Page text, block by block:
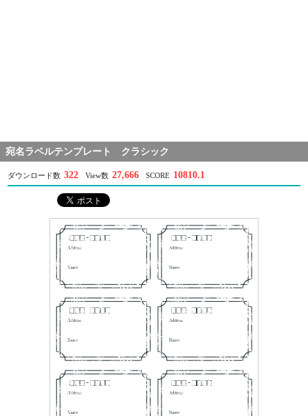
宛名ラベルテンプレート クラシック
ダウンロード数 322 View数 27,666 SCORE 10810.1